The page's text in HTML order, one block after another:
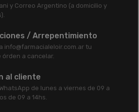
y Correo Argentino (a domicilio y
/ Arrepentimiento
info@farmacialeloir.com.ar tu
órden a cancelar.
al cliente
de lunes a viernes de 09 a
de 09 a 14hs.